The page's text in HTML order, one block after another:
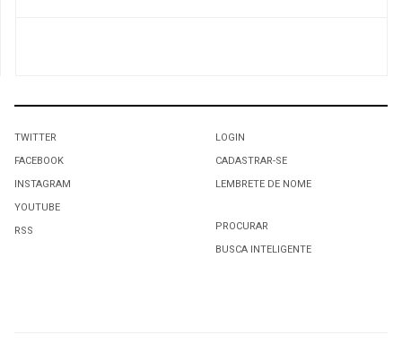
TWITTER
FACEBOOK
INSTAGRAM
YOUTUBE
RSS
LOGIN
CADASTRAR-SE
LEMBRETE DE NOME
PROCURAR
BUSCA INTELIGENTE